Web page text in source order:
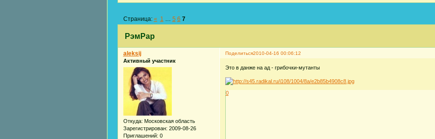
РэмРар
Страница: « 1 5 6 7
Поделиться2010-04-16 00:06:12
aleksij
Активный участник
Откуда: Московская область
Зарегистрирован: 2009-08-26
Приглашений: 0
Это в данже на ад - грибочки-мутанты
0